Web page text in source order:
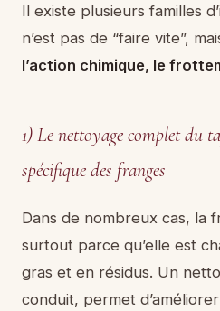
Il existe plusieurs familles
n’est pas de “faire vite”,
l’action chimique, le
1) Le nettoyage complet du
spécifique des franges
Dans de nombreux cas, la
surtout parce qu’elle est
gras et en résidus. Un
conduit, permet